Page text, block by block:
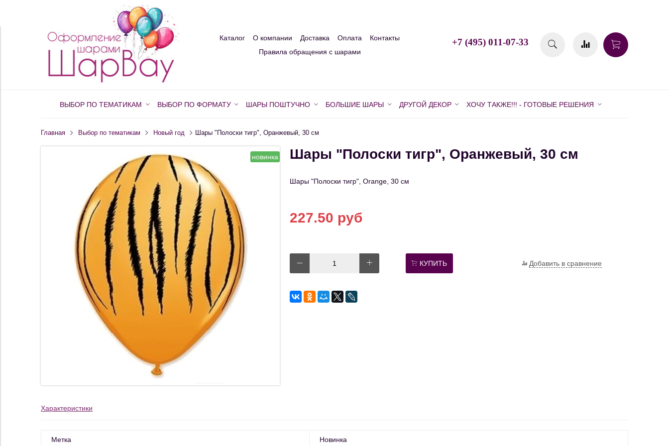
Каталог О компании Доставка Оплата
Контакты
Правила обращения с шарами
+7 (495) 011-07-33
ВЫБОР ПО ТЕМАТИКАМ ВЫБОР ПО ФОРМАТУ ШАРЫ ПОШТУЧНО БОЛЬШИЕ ШАРЫ ДРУГОЙ ДЕКОР ХОЧУ ТАКЖЕ!!! - ГОТОВЫЕ РЕШЕНИЯ
Главная Выбор по тематикам Новый год Шары "Полоски тигр", Оранжевый, 30 см
новинка Шары "Полоски тигр", Оранжевый, 30 см
Шары "Полоски тигр", Orange, 30 см
227.50 руб
КУПИТЬ Добавить в сравнение
Характеристики
Метка Новинка